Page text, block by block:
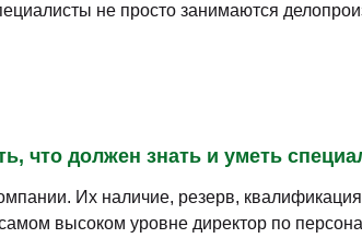
не просто занимаются
что должен знать и уметь
Их наличие, резерв,
высоком уровне директор по